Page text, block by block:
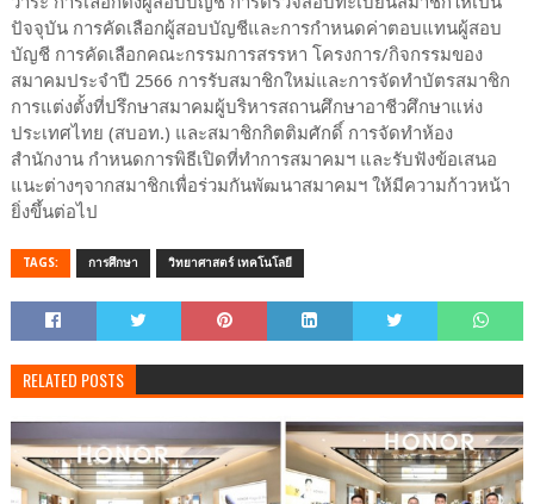
ปัจจุบัน การคัดเลือกผู้สอบบัญชีและการกำหนดค่าตอบแทนผู้สอบ
บัญชี การคัดเลือกคณะกรรมการสรรหา โครงการ/กิจกรรมของ
สมาคมประจำปี 2566 การรับสมาชิกใหม่และการจัดทำบัตรสมาชิก
การแต่งตั้งที่ปรึกษาสมาคมผู้บริหารสถานศึกษาอาชีวศึกษาแห่ง
ประเทศไทย (สบอท.) และสมาชิกกิตติมศักดิ์ การจัดทำห้อง
สำนักงาน กำหนดการพิธีเปิดที่ทำการสมาคมฯ และรับฟังข้อเสนอ
แนะต่างๆจากสมาชิกเพื่อร่วมกันพัฒนาสมาคมฯ ให้มีความก้าวหน้า
ยิ่งขึ้นต่อไป
TAGS: การศึกษา วิทยาศาสตร์ เทคโนโลยี
RELATED POSTS